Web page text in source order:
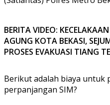
BERITA VIDEO:
AGUNG KOTA BEKASI,
PROSES EVAKUASI TIANG
Berikut adalah biaya untuk
perpanjangan SIM?